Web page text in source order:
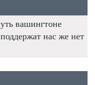
вашингтоне
нас же нет